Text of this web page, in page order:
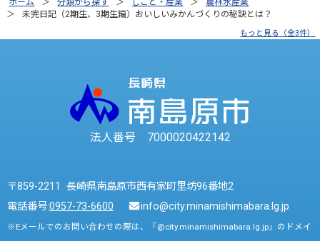
ホーム 分類から探す しごと・産業
農林水産業
未完日記（2期生、3期生編）おいしいみかんづくりの秘訣とは？
もっと見る（全3件）
法人番号 7000020422142
〒859-2211 長崎県南島原市西有家町里坊96番地2
電話番号:0957-73-6600 info@city.minamishimabara.lg.jp
※Eメールでのお問い合わせの際は、「@city.minamishimabara.lg.jp」のドメイ